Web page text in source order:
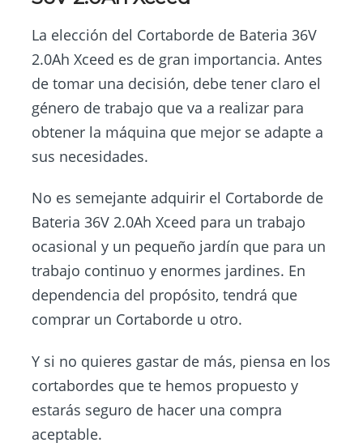
La elección del Cortaborde de Bateria 36V
2.0Ah Xceed es de gran importancia. Antes
de tomar una decisión, debe tener claro el
género de trabajo que va a realizar para
obtener la máquina que mejor se adapte a
sus necesidades.
No es semejante adquirir el Cortaborde de
Bateria 36V 2.0Ah Xceed para un trabajo
ocasional y un pequeño jardín que para un
trabajo continuo y enormes jardines. En
dependencia del propósito, tendrá que
comprar un Cortaborde u otro.
Y si no quieres gastar de más, piensa en los
cortabordes que te hemos propuesto y
estarás seguro de hacer una compra
aceptable.